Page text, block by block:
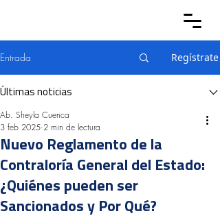
Entrada Regístrate
Últimas noticias
Nuevo Reglamento de la
Contraloría General del Estado:
¿Quiénes pueden ser
Sancionados y Por Qué?
Ab. Sheyla Cuenca
3 feb 2025 2 min de lectura